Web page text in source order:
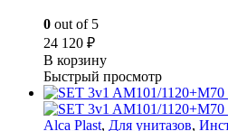
0 out of 5
24 120 ₽
В корзину
Быстрый просмотр
Alca Plast, Для унитазов,